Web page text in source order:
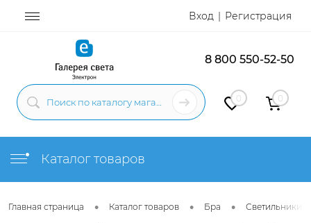
Вход Регистрация
8 800 550-52-50
0 0
Каталог товаров
Главная страница • Каталог товаров • Бра • Светильники